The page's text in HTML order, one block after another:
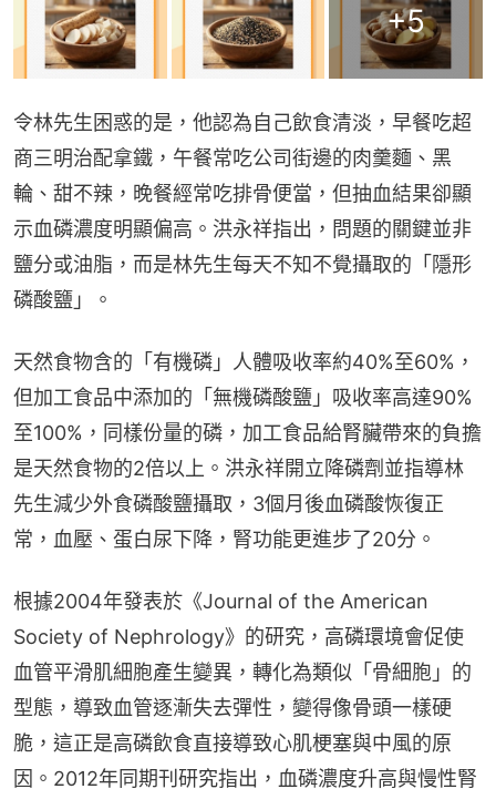
+5
令林先生困惑的是，他認為自己飲食清淡，早餐吃超
商三明治配拿鐵，午餐常吃公司街邊的肉羹麵、黑
輪、甜不辣，晚餐經常吃排骨便當，但抽血結果卻顯
示血磷濃度明顯偏高。洪永祥指出，問題的關鍵並非
鹽分或油脂，而是林先生每天不知不覺攝取的「隱形
磷酸鹽」。
天然食物含的「有機磷」人體吸收率約40%至60%，
但加工食品中添加的「無機磷酸鹽」吸收率高達90%
至100%，同樣份量的磷，加工食品給腎臟帶來的負擔
是天然食物的2倍以上。洪永祥開立降磷劑並指導林
先生減少外食磷酸鹽攝取，3個月後血磷酸恢復正
常，血壓、蛋白尿下降，腎功能更進步了20分。
根據2004年發表於《Journal of the American
Society of Nephrology》的研究，高磷環境會促使
血管平滑肌細胞產生變異，轉化為類似「骨細胞」的
型態，導致血管逐漸失去彈性，變得像骨頭一樣硬
脆，這正是高磷飲食直接導致心肌梗塞與中風的原
因。2012年同期刊研究指出，血磷濃度升高與慢性腎